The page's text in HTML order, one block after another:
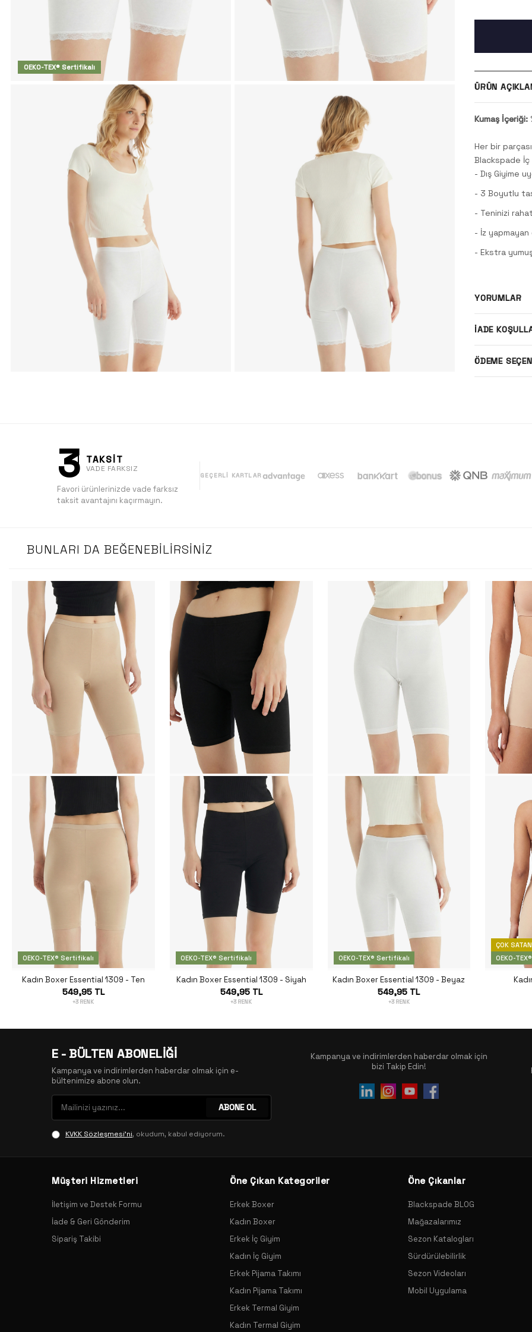
OEKO-TEX® Sertifikalı
ÜRÜN
Kumaş İçeriği:
Her bir
Blackspade İç
- Dış Giyime
- 3 Boyutlu
- Teninizi
- İz yapmayan
- Ekstra
YORUMLAR
İADE
ÖDEME
3 TAKSİT
VADE FARKSIZ
Favori ürünlerinizde vade farksız
taksit avantajını kaçırmayın.
GEÇERLI KARTLAR
BUNLARI DA BEĞENEBILIRSINIZ
OEKO-TEX® Sertifikalı
Kadın Boxer Essential 1309 - Ten
549,95 TL
+3 RENK
OEKO-TEX® Sertifikalı
Kadın Boxer Essential 1309 - Siyah
549,95 TL
+3 RENK
OEKO-TEX® Sertifikalı
Kadın Boxer Essential 1309 - Beyaz
549,95 TL
+3 RENK
ÇOK SATAN
OEKO-
E - BÜLTEN ABONELİĞİ
Kampanya ve indirimlerden haberdar olmak için e-
bültenimize abone olun.
ABONE OL
KVKK Sözleşmesi'ni, okudum, kabul ediyorum.
Kampanya ve indirimlerden haberdar olmak için
bizi Takip Edin!
Müşteri Hizmetleri
İletişim ve Destek Formu
İade & Geri Gönderim
Sipariş Takibi
Öne Çıkan Kategoriler
Erkek Boxer
Kadın Boxer
Erkek İç Giyim
Kadın İç Giyim
Erkek Pijama Takımı
Kadın Pijama Takımı
Erkek Termal Giyim
Kadın Termal Giyim
Öne Çıkanlar
Blackspade BLOG
Mağazalarımız
Sezon Katalogları
Sürdürülebilirlik
Sezon Videoları
Mobil Uygulama